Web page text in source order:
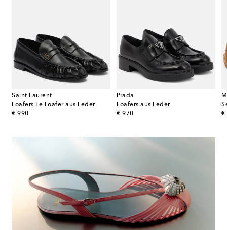
Saint Laurent
Loafers Le Loafer aus Leder
€ 990
original price
Prada
Loafers aus Leder
€ 970
original price
€